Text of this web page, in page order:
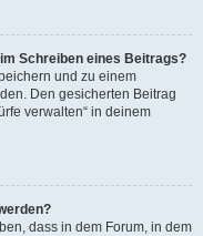
Schreiben eines Beitrags?
und zu einem
Den gesicherten Beitrag
verwalten“ in deinem
dass in dem Forum, in dem